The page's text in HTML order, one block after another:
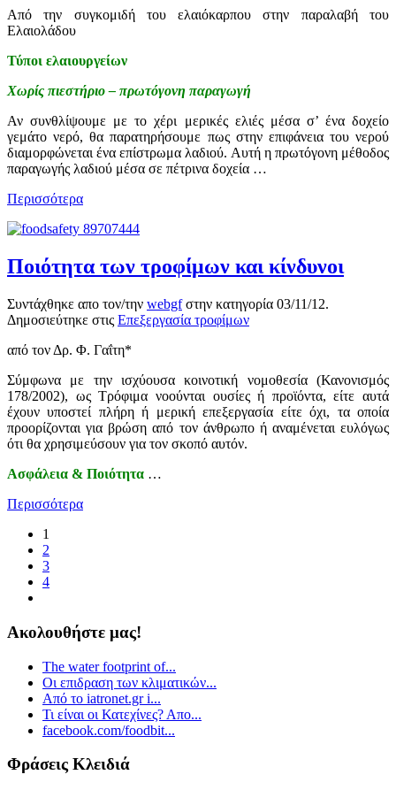
Από την συγκομιδή του ελαιόκαρπου στην παραλαβή του
Ελαιολάδου
Τύποι ελαιουργείων
Χωρίς πιεστήριο – πρωτόγονη παραγωγή
Αν συνθλίψουμε με το χέρι μερικές ελιές μέσα σ’ ένα δοχείο
γεμάτο νερό, θα παρατηρήσουμε πως στην επιφάνεια του νερού
διαμορφώνεται ένα επίστρωμα λαδιού. Αυτή η πρωτόγονη μέθοδος
παραγωγής λαδιού μέσα σε πέτρινα δοχεία …
Περισσότερα
Ποιότητα των τροφίμων και κίνδυνοι
Συντάχθηκε απο τον/την webgfστην κατηγορία 03/11/12.
Δημοσιεύτηκε στις Επεξεργασία τροφίμων
από τον Δρ. Φ. Γαΐτη*
Σύμφωνα με την ισχύουσα κοινοτική νομοθεσία (Κανονισμός
178/2002), ως Τρόφιμα νοούνται ουσίες ή προϊόντα, είτε αυτά
έχουν υποστεί πλήρη ή μερική επεξεργασία είτε όχι, τα οποία
προορίζονται για βρώση από τον άνθρωπο ή αναμένεται ευλόγως
ότι θα χρησιμεύσουν για τον σκοπό αυτόν.
Ασφάλεια & Ποιότητα …
Περισσότερα
1
2
3
4
Ακολουθήστε μας!
The water footprint of...
Οι επιδραση των κλιματικών...
Από το iatronet.gr i...
Τι είναι οι Κατεχίνες? Απο...
facebook.com/foodbit...
Φράσεις Κλειδιά